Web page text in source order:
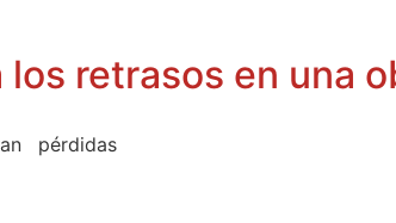
los retrasos en una
pérdidas